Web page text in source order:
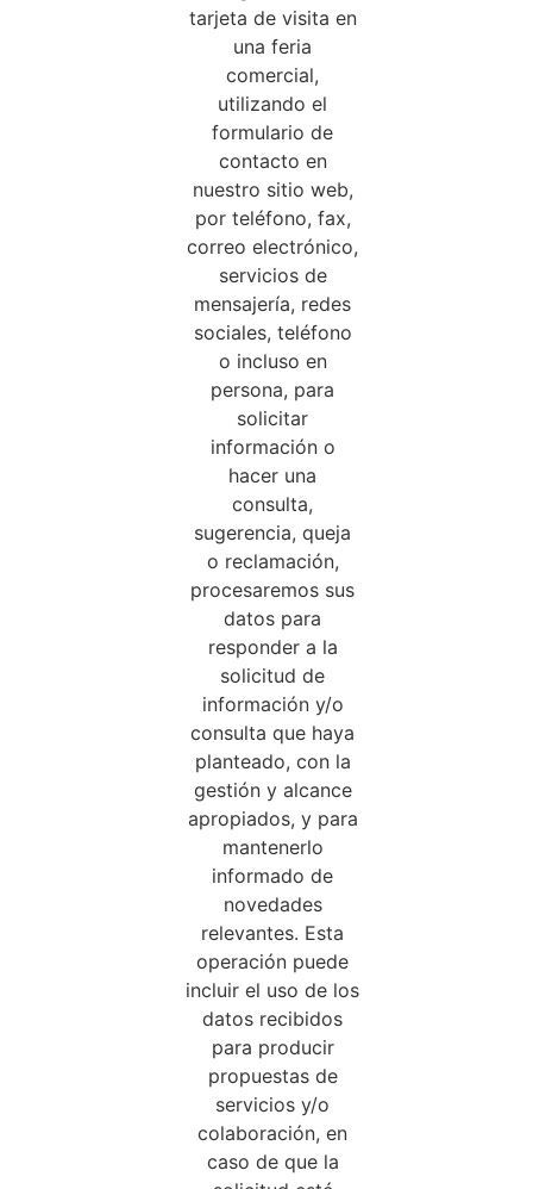
tarjeta de visita en
una feria
comercial,
utilizando el
formulario de
contacto en
nuestro sitio web,
por teléfono, fax,
correo electrónico,
servicios de
mensajería, redes
sociales, teléfono
o incluso en
persona, para
solicitar
información o
hacer una
consulta,
sugerencia, queja
o reclamación,
procesaremos sus
datos para
responder a la
solicitud de
información y/o
consulta que haya
planteado, con la
gestión y alcance
apropiados, y para
mantenerlo
informado de
novedades
relevantes. Esta
operación puede
incluir el uso de los
datos recibidos
para producir
propuestas de
servicios y/o
colaboración, en
caso de que la